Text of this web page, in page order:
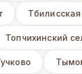
Тбилисская
Топчихинский